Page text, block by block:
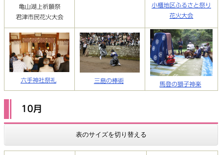
亀山湖上祈願祭
君津市民花火大会
小櫃地区ふるさと祭り
花火大会
六手神社祭礼 三島の棒術
馬登の獅子神楽
10月
表のサイズを切り替える